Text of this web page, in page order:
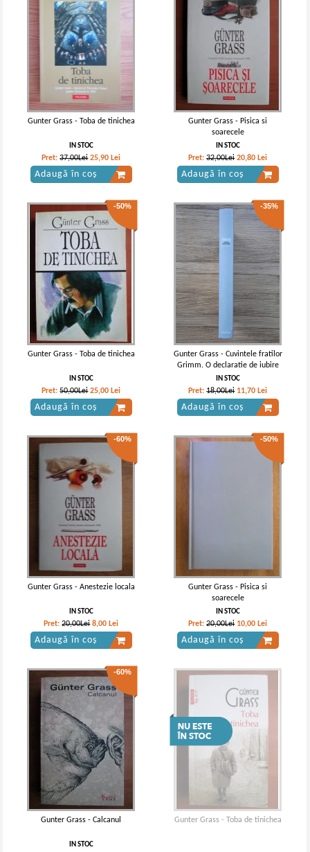
Gunter Grass - Toba de tinichea
IN STOC
Pret:37,00Lei 25,90 Lei
Adaugă în coș
Gunter Grass - Pisica si
soarecele
IN STOC
Pret:32,00Lei 20,80 Lei
Adaugă în coș
-50%
Gunter Grass - Toba de tinichea
IN STOC
Pret:50,00Lei 25,00 Lei
Adaugă în coș
-35%
Gunter Grass - Cuvintele fratilor
Grimm. O declaratie de iubire
IN STOC
Pret:18,00Lei 11,70 Lei
Adaugă în coș
-60%
Gunter Grass - Anestezie locala
IN STOC
Pret:20,00Lei 8,00 Lei
Adaugă în coș
-50%
Gunter Grass - Pisica si
soarecele
IN STOC
Pret:20,00Lei 10,00 Lei
Adaugă în coș
-60%
Gunter Grass - Calcanul
IN STOC
Gunter Grass - Toba de tinichea